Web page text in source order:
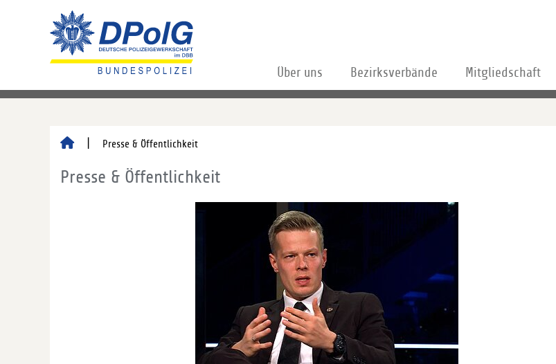
Über uns Bezirksverbände Mitgliedschaft
Presse & Öffentlichkeit
Presse & Öffentlichkeit